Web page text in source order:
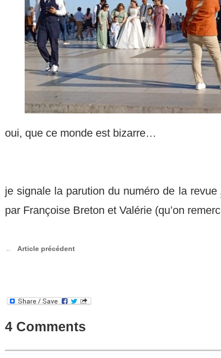
oui, que ce monde est bizarre…
je signale la parution du numéro de la revue
par Françoise Breton et Valérie (qu’on
Article précédent
4 Comments